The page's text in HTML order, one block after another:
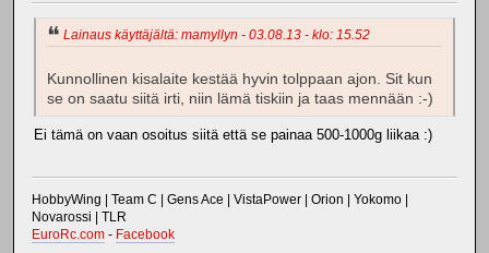
Lainaus käyttäjältä: mamyllyn - 03.08.13 - klo: 15.52
Kunnollinen kisalaite kestää hyvin tolppaan ajon. Sit kun
se on saatu siitä irti, niin lämä tiskiin ja taas mennään :-)
Ei tämä on vaan osoitus siitä että se painaa 500-1000g liikaa :)
HobbyWing | Team C | Gens Ace | VistaPower | Orion | Yokomo |
Novarossi | TLR
EuroRc.com - Facebook